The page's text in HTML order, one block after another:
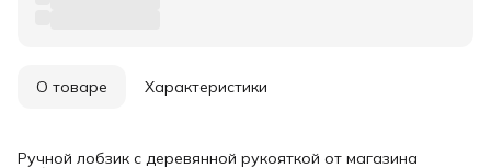
О товаре Характеристики
Ручной лобзик с деревянной рукояткой от магазина